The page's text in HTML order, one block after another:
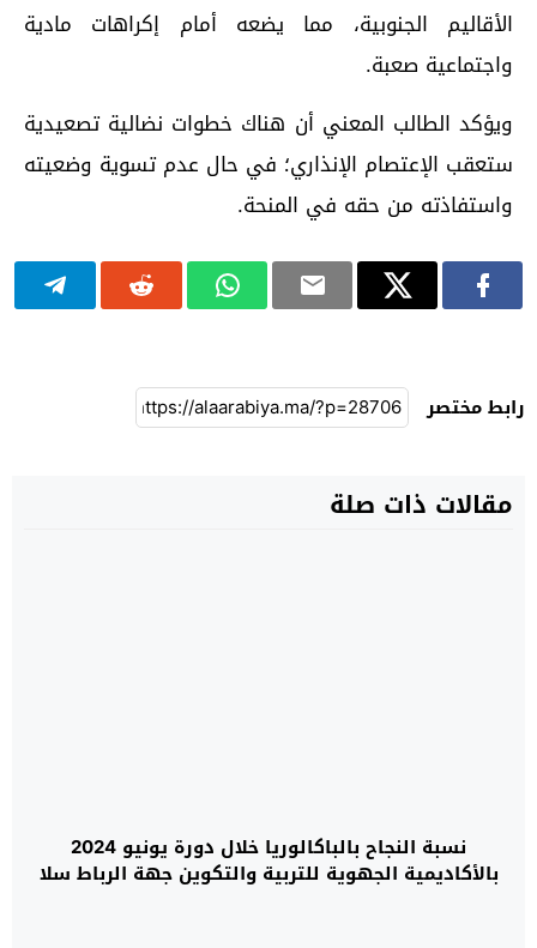
الأقاليم الجنوبية، مما يضعه أمام إكراهات مادية
واجتماعية صعبة.
ويؤكد الطالب المعني أن هناك خطوات نضالية تصعيدية
ستعقب الإعتصام الإنذاري؛ في حال عدم تسوية وضعيته
واستفاذته من حقه في المنحة.
رابط مختصر
مقالات ذات صلة
نسبة النجاح بالباكالوريا خلال دورة يونيو 2024
بالأكاديمية الجهوية للتربية والتكوين جهة الرباط سلا